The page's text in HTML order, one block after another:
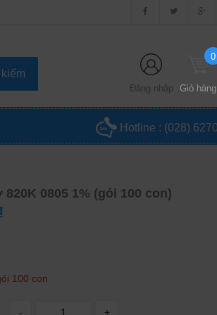
Đăng nhập Giỏ hàng
0
Hotline : (028)
0805 1% (gói 100 con)
100 con
- +